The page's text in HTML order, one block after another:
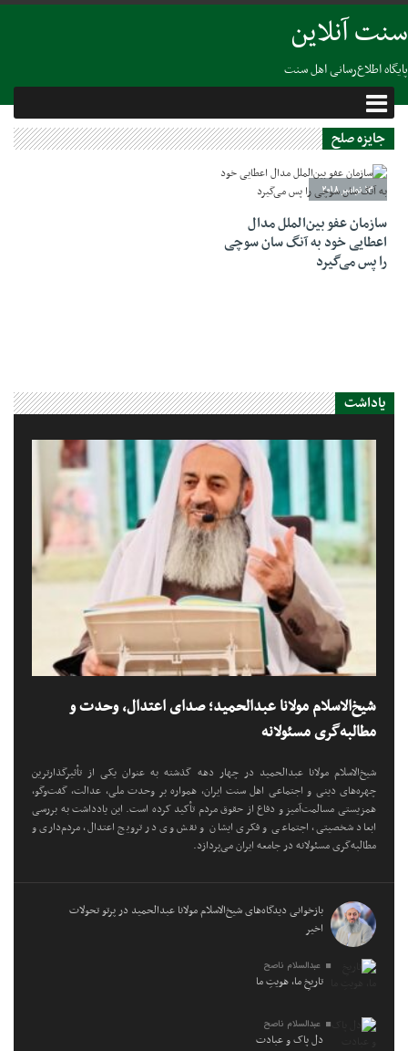
سنت آنلاین
پایگاه اطلاع‌رسانی اهل سنت
جایزه صلح
13 نوامبر 2018
سازمان عفو بین‌الملل مدال
اعطایی خود به آنگ سان سوچی
را پس می‌گیرد
یاداشت
شیخ‌الاسلام مولانا عبدالحمید؛ صدای اعتدال، وحدت و
مطالبه‌گری مسئولانه
شیخ‌الاسلام مولانا عبدالحمید در چهار دهه گذشته به عنوان یکی از تأثیرگذارترین
چهره‌های دینی و اجتماعی اهل سنت ایران، همواره بر وحدت ملی، عدالت، گفت‌وگو،
همزیستی مسالمت‌آمیز و دفاع از حقوق مردم تأکید کرده است. این یادداشت به بررسی
ابعاد شخصیتی، اجتماعی و فکری ایشان و نقش وی در ترویج اعتدال، مردم‌داری و
مطالبه‌گری مسئولانه در جامعه ایران می‌پردازد.
بازخوانی دیدگاه‌های شیخ‌الاسلام مولانا عبدالحمید در پرتو تحولات
اخیر
عبدالسلام ناصح
تاریخِ ما، هویتِ ما
عبدالسلام ناصح
دل پاک و عبادت